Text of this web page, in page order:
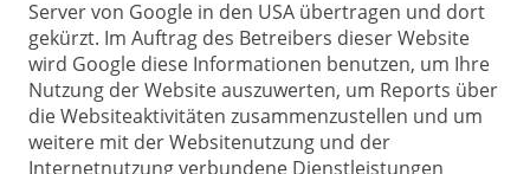
Server von Google in den USA übertragen und dort
gekürzt. Im Auftrag des Betreibers dieser Website
wird Google diese Informationen benutzen, um Ihre
Nutzung der Website auszuwerten, um Reports über
die Websiteaktivitäten zusammenzustellen und um
weitere mit der Websitenutzung und der
Internetnutzung verbundene Dienstleistungen